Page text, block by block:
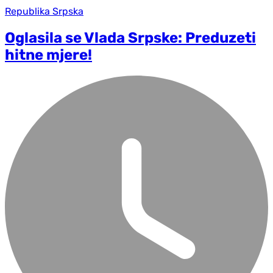
Republika Srpska
Oglasila se Vlada Srpske: Preduzeti
hitne mjere!